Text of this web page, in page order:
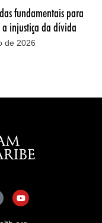
fundamentais para
a injustiça da dívida
de 2026